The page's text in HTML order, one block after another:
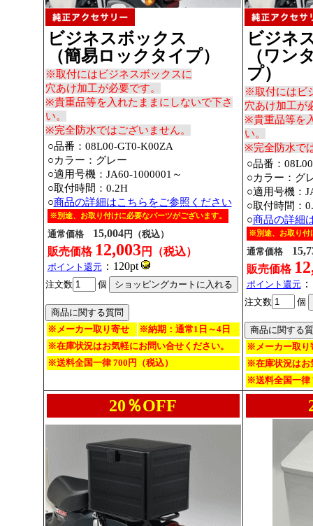
ビジネスボックス
（簡易ロックタイプ）
※取付にはビジネスボックスに
穴あけ加工が必要です。
※貴重品等を入れたままにしないで下さ
い。
※完全防水ではございません。
○品番：08L00-GT0-K00ZA
○カラー：グレー
○適用号機：JA60-1000001～
○取付時間：0.2H
○商品の詳細はこちらをご参照ください
※別途、お取り付けに必要なパーツがございます。
通常価格 15,004円（税込）
販売価格 12,003円（税込）
ポイント還元：120pt
注文数 個
※メーカー取り寄せ
※納期：通常1日～4日
※在庫状況はお気軽にお問い合せください。
※送料全国一律 700円（税込）
ビジネ
（ワン
プ）
※取付にはビ
穴あけ加工が
※貴重品等を
い。
※完全防水で
○品番：
○カラー：グ
○適用号機：
○取付時間：
○商品の詳細
※別途、お取り付
通常価格
販売価格
ポイント還元
注文数 個
※メーカー取り
※在庫状況はお
※送料全国一律
20％OFF